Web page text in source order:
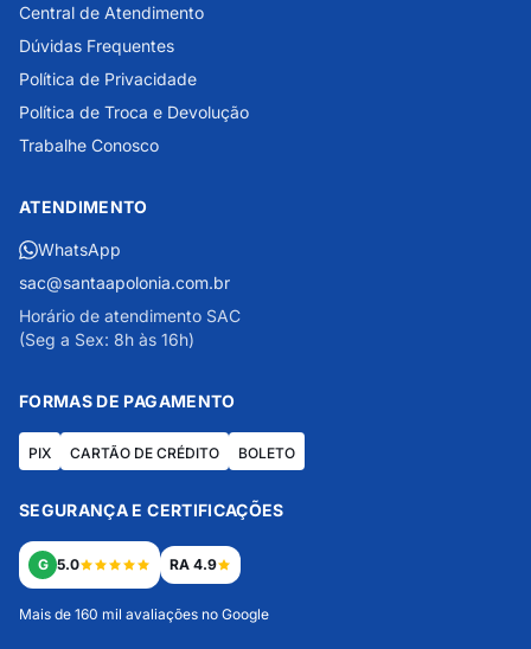
Central de Atendimento
Dúvidas Frequentes
Política de Privacidade
Política de Troca e Devolução
Trabalhe Conosco
ATENDIMENTO
WhatsApp
sac@santaapolonia.com.br
Horário de atendimento SAC
(Seg a Sex: 8h às 16h)
FORMAS DE PAGAMENTO
PIX CARTÃO DE CRÉDITO BOLETO
SEGURANÇA E CERTIFICAÇÕES
G 5.0 RA 4.9
Mais de 160 mil avaliações no Google